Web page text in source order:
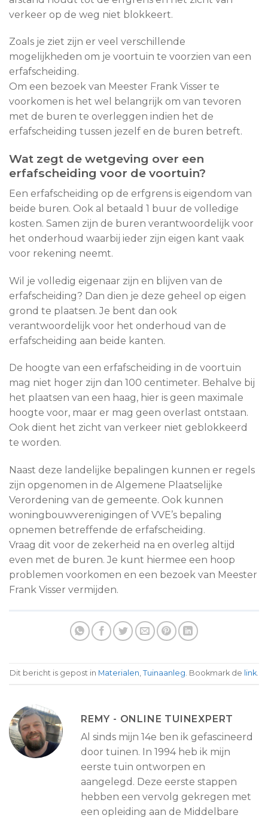
verkeer op de weg niet blokkeert.
Zoals je ziet zijn er veel verschillende
mogelijkheden om je voortuin te voorzien van een
erfafscheiding.
Om een bezoek van Meester Frank Visser te
voorkomen is het wel belangrijk om van tevoren
met de buren te overleggen indien het de
erfafscheiding tussen jezelf en de buren betreft.
Wat zegt de wetgeving over een
erfafscheiding voor de voortuin?
Een erfafscheiding op de erfgrens is eigendom van
beide buren. Ook al betaald 1 buur de volledige
kosten. Samen zijn de buren verantwoordelijk voor
het onderhoud waarbij ieder zijn eigen kant vaak
voor rekening neemt.
Wil je volledig eigenaar zijn en blijven van de
erfafscheiding? Dan dien je deze geheel op eigen
grond te plaatsen. Je bent dan ook
verantwoordelijk voor het onderhoud van de
erfafscheiding aan beide kanten.
De hoogte van een erfafscheiding in de voortuin
mag niet hoger zijn dan 100 centimeter. Behalve bij
het plaatsen van een haag, hier is geen maximale
hoogte voor, maar er mag geen overlast ontstaan.
Ook dient het zicht van verkeer niet geblokkeerd
te worden.
Naast deze landelijke bepalingen kunnen er regels
zijn opgenomen in de Algemene Plaatselijke
Verordening van de gemeente. Ook kunnen
woningbouwverenigingen of VVE’s bepaling
opnemen betreffende de erfafscheiding.
Vraag dit voor de zekerheid na en overleg altijd
even met de buren. Je kunt hiermee een hoop
problemen voorkomen en een bezoek van Meester
Frank Visser vermijden.
Dit bericht is gepost in Materialen, Tuinaanleg. Bookmark de link.
REMY - ONLINE TUINEXPERT
Al sinds mijn 14e ben ik gefascineerd
door tuinen. In 1994 heb ik mijn
eerste tuin ontworpen en
aangelegd. Deze eerste stappen
hebben een vervolg gekregen met
een opleiding aan de Middelbare